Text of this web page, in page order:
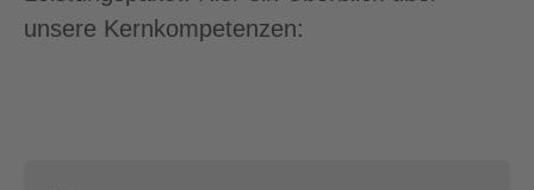
unsere Kernkompetenzen: